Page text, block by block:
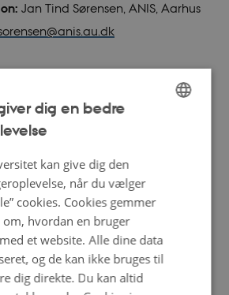
Jan Tind Sørensen, ANIS, Aarhus
dig en bedre
kan give dig den
når du vælger
cookies. Cookies gemmer
hvordan en bruger
et website. Alle dine data
og de kan ikke bruges til
dig direkte. Du kan altid